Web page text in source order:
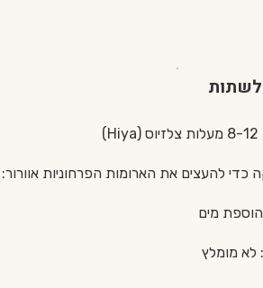
כדי להעצים את הארומות הפרחוניות אוורור:
מים
לא מומלץ